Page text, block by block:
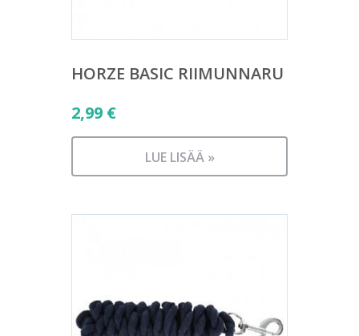
HORZE BASIC RIIMUNNARU
2,99 €
LUE LISÄÄ »